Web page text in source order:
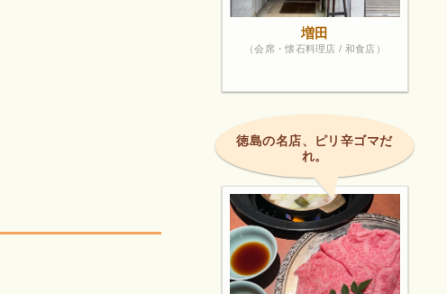
増田
（会席・懐石料理店 / 和食店）
徳島の名店、ピリ辛ゴマだ
れ。